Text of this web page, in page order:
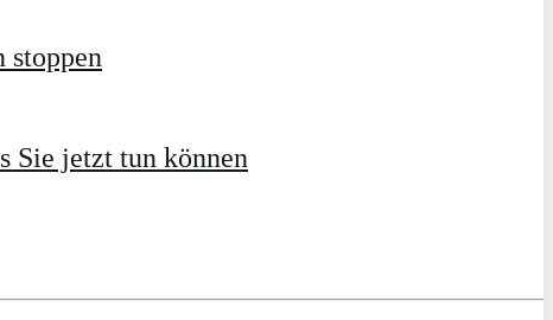
stoppen
Sie jetzt tun können